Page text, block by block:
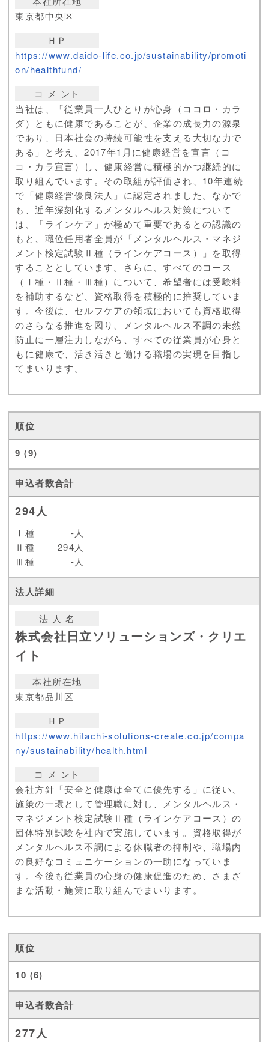
東京都中央区
ＨＰ
https://www.daido-life.co.jp/sustainability/promoti
on/healthfund/
コ メ ント
当社は、「従業員一人ひとりが心身（ココロ・カラ
ダ）ともに健康であることが、企業の成長力の源泉
であり、日本社会の持続可能性を支える大切な力で
ある」と考え、2017年1月に健康経営を宣言（コ
コ・カラ宣言）し、健康経営に積極的かつ継続的に
取り組んでいます。その取組が評価され、10年連続
で「健康経営優良法人」に認定されました。なかで
も、近年深刻化するメンタルヘルス対策について
は、「ラインケア」が極めて重要であるとの認識の
もと、職位任用者全員が「メンタルヘルス・マネジ
メント検定試験Ⅱ種（ラインケアコース）」を取得
することとしています。さらに、すべてのコース
（Ⅰ種・Ⅱ種・Ⅲ種）について、希望者には受験料
を補助するなど、資格取得を積極的に推奨していま
す。今後は、セルフケアの領域においても資格取得
のさらなる推進を図り、メンタルヘルス不調の未然
防止に一層注力しながら、すべての従業員が心身と
もに健康で、活き活きと働ける職場の実現を目指し
てまいります。
9 (9)
294人
Ⅰ種
-人
Ⅱ種
294人
Ⅲ種
-人
法 人 名
株式会社日立ソリューションズ・クリエ
イト
本社所在地
東京都品川区
ＨＰ
https://www.hitachi-solutions-create.co.jp/compa
ny/sustainability/health.html
コ メ ント
会社方針「安全と健康は全てに優先する」に従い、
施策の一環として管理職に対し、メンタルヘルス・
マネジメント検定試験Ⅱ種（ラインケアコース）の
団体特別試験を社内で実施しています。資格取得が
メンタルヘルス不調による休職者の抑制や、職場内
の良好なコミュニケーションの一助になっていま
す。今後も従業員の心身の健康促進のため、さまざ
まな活動・施策に取り組んでまいります。
10 (6)
277人